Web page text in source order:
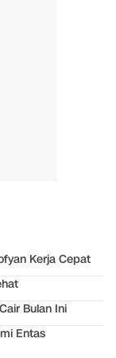
Kerja Cepat
Bulan Ini
Entas